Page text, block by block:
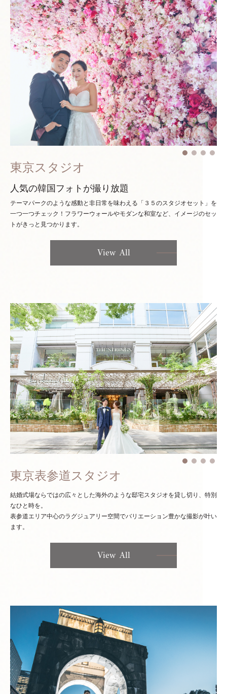
東京スタジオ
人気の韓国フォトが撮り放題
テーマパークのような感動と非日常を味わえる「３５のスタジオセット」を
一つ一つチェック！ フラワーウォールやモダンな和室など、イメージのセッ
トがきっと見つかります。
View All
東京表参道スタジオ
結婚式場ならではの広々とした海外のような邸宅スタジオを貸し切り、特別
なひと時を。
表参道エリア中心のラグジュアリー空間でバリエーション豊かな撮影が叶い
ます。
View All